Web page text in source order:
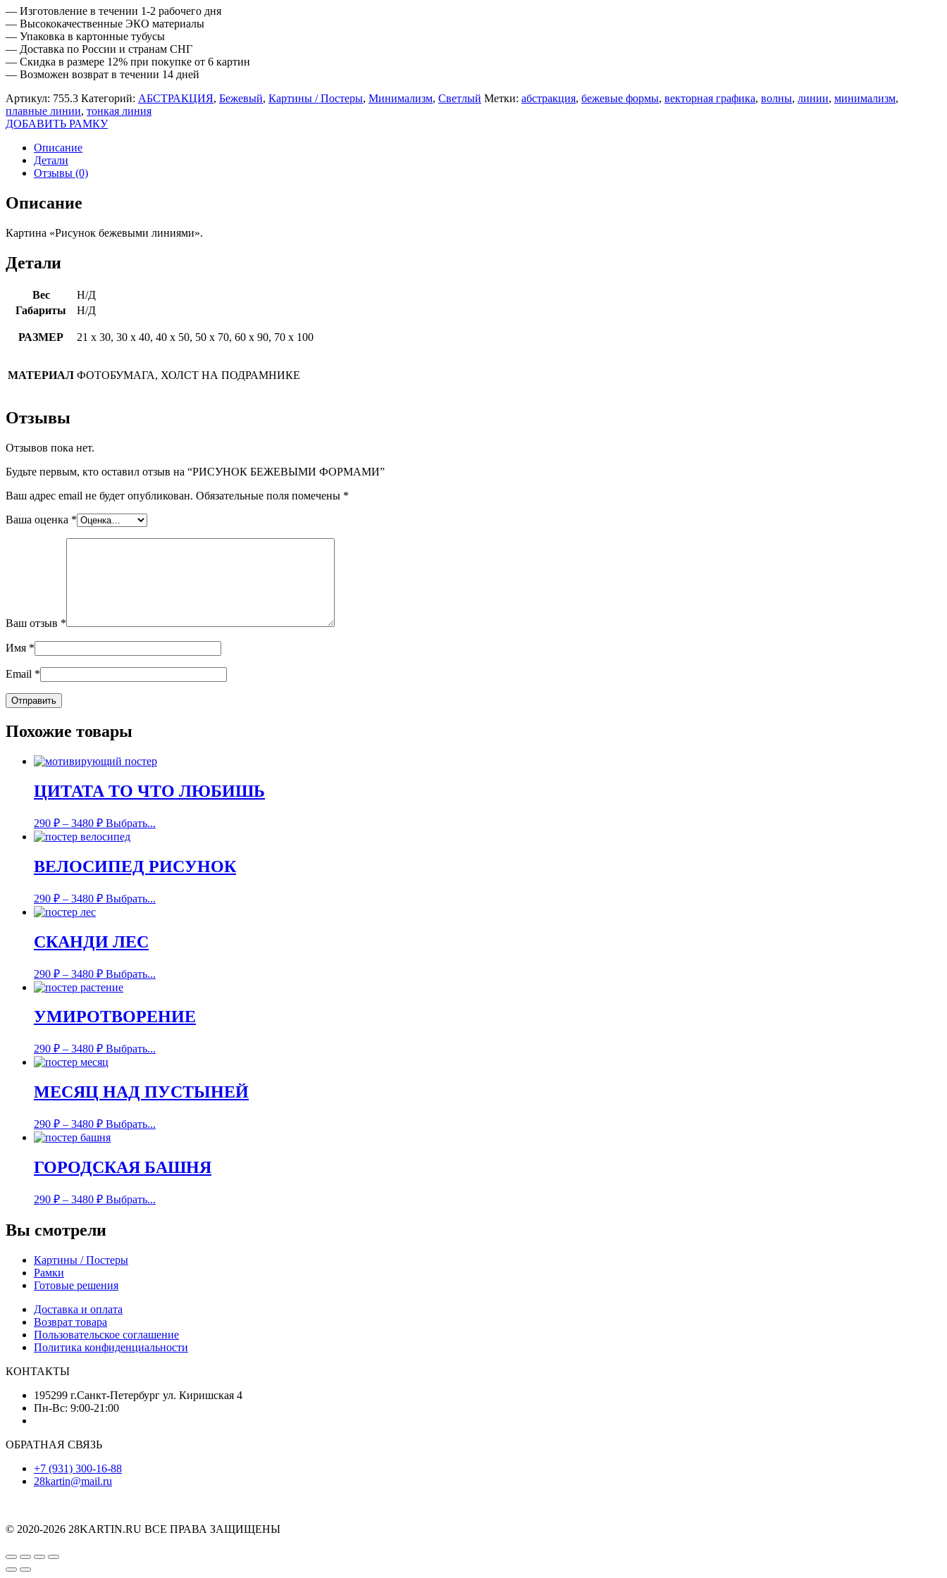
— Изготовление в течении 1-2 рабочего дня
— Высококачественные ЭКО материалы
— Упаковка в картонные тубусы
— Доставка по России и странам СНГ
— Скидка в размере 12% при покупке от 6 картин
— Возможен возврат в течении 14 дней
Артикул: 755.3 Категорий: АБСТРАКЦИЯ, Бежевый, Картины / Постеры, Минимализм, Светлый Метки: абстракция, бежевые формы, векторная графика, волны, линии, минимализм,
плавные линии, тонкая линия
ДОБАВИТЬ РАМКУ
Описание
Детали
Отзывы (0)
Описание
Картина «Рисунок бежевыми линиями».
Детали
Вес
Н/Д
Габариты
Н/Д
РАЗМЕР 21 х 30, 30 х 40, 40 х 50, 50 х 70, 60 х 90, 70 х 100
МАТЕРИАЛ ФОТОБУМАГА, ХОЛСТ НА ПОДРАМНИКЕ
Отзывы
Отзывов пока нет.
Будьте первым, кто оставил отзыв на “РИСУНОК БЕЖЕВЫМИ ФОРМАМИ”
Ваш адрес email не будет опубликован. Обязательные поля помечены *
Ваша оценка *
Ваш отзыв *
Имя *
Email *
Похожие товары
ЦИТАТА ТО ЧТО ЛЮБИШЬ
290 ₽ – 3480 ₽ Выбрать...
ВЕЛОСИПЕД РИСУНОК
290 ₽ – 3480 ₽ Выбрать...
СКАНДИ ЛЕС
290 ₽ – 3480 ₽ Выбрать...
УМИРОТВОРЕНИЕ
290 ₽ – 3480 ₽ Выбрать...
МЕСЯЦ НАД ПУСТЫНЕЙ
290 ₽ – 3480 ₽ Выбрать...
ГОРОДСКАЯ БАШНЯ
290 ₽ – 3480 ₽ Выбрать...
Вы смотрели
Картины / Постеры
Рамки
Готовые решения
Доставка и оплата
Возврат товара
Пользовательское соглашение
Политика конфиденциальности
КОНТАКТЫ
195299 г.Санкт-Петербург ул. Киришская 4
Пн-Вс: 9:00-21:00
ОБРАТНАЯ СВЯЗЬ
+7 (931) 300-16-88
28kartin@mail.ru
© 2020-2026 28KARTIN.RU ВСЕ ПРАВА ЗАЩИЩЕНЫ